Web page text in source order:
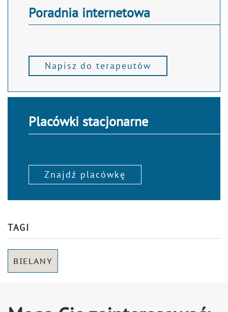
Poradnia internetowa
Napisz do terapeutów
Placówki stacjonarne
Znajdź placówkę
TAGI
BIELANY